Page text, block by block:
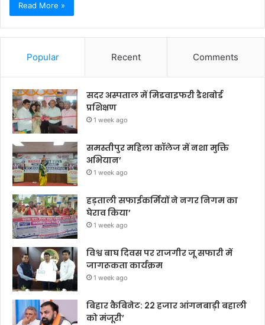
Read More »
Popular Recent Comments
सदर अस्पताल में मिडवाइफरी डैशबोर्ड
प्रशिक्षण
1 week ago
समस्तीपुर महिला कॉलेज में नशा मुक्ति
अभियान’
1 week ago
हड़ताली सफाईकर्मियों ने नगर निगम का
घेराव किया’
1 week ago
विश्व बाघ दिवस पर राजगीर जू सफारी में
जागरूकता कार्यक्रम
1 week ago
बिहार कैबिनेट: 22 हजार आंगनबाड़ी बहाली
को मंजूरी’